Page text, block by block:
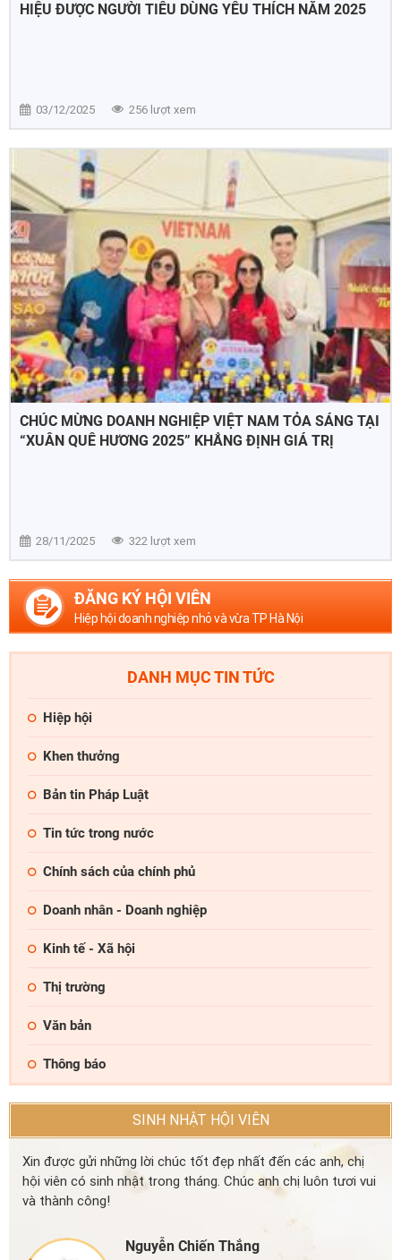
HIỆU ĐƯỢC NGƯỜI TIÊU DÙNG YÊU THÍCH NĂM 2025
03/12/2025 256 lượt xem
CHÚC MỪNG DOANH NGHIỆP VIỆT NAM TỎA SÁNG TẠI
“XUÂN QUÊ HƯƠNG 2025” KHẲNG ĐỊNH GIÁ TRỊ
28/11/2025 322 lượt xem
ĐĂNG KÝ HỘI VIÊN
Hiệp hội doanh nghiệp nhỏ và vừa TP Hà Nội
DANH MỤC TIN TỨC
Hiệp hội
Khen thưởng
Bản tin Pháp Luật
Tin tức trong nước
Chính sách của chính phủ
Doanh nhân - Doanh nghiệp
Kinh tế - Xã hội
Thị trường
Văn bản
Thông báo
SINH NHẬT HỘI VIÊN
Xin được gửi những lời chúc tốt đẹp nhất đến các anh, chị
hội viên có sinh nhật trong tháng. Chúc anh chị luôn tươi vui
và thành công!
Nguyễn Chiến Thắng